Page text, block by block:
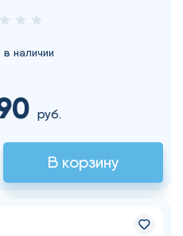
в наличии
руб.
В корзину